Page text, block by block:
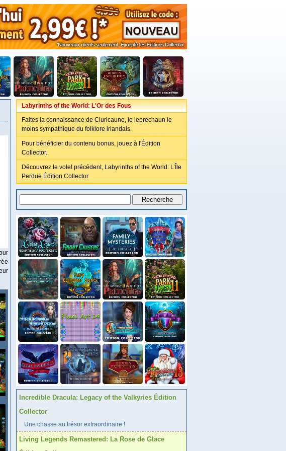
Labyrinths of the World: L'Or des Fous
Faites la connaissance de Cluricaune, le leprechaun le
moins sympathique du folklore irlandais.
Pour bénéficier du contenu bonus, jouez à l'Édition
Collector.
Découvrez le volet précédent, Labyrinths of the World: L’Île
Perdue Édition Collector
Incredible Dracula: Legacy of the Valkyries Édition
Collector
Une chasse au trésor extraordinaire !
Living Legends Remastered: La Rose de Glace